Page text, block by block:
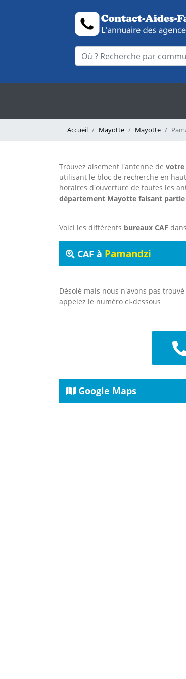
Accueil Mayotte Mayotte
Trouvez aisement l'antenne de votre
utilisant le bloc de recherche en
horaires d'ouverture de toutes les
département Mayotte faisant
Voici les différents bureaux CAF
CAF à Pamandzi
Désolé mais nous n'avons pas
appelez le numéro ci-dessous
Google Maps